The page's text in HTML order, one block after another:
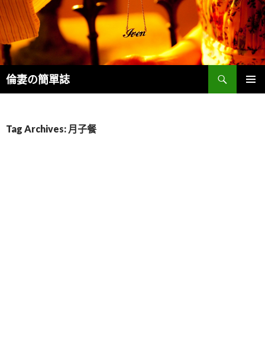
倫妻の簡單誌
Search
Tag Archives: 月子餐